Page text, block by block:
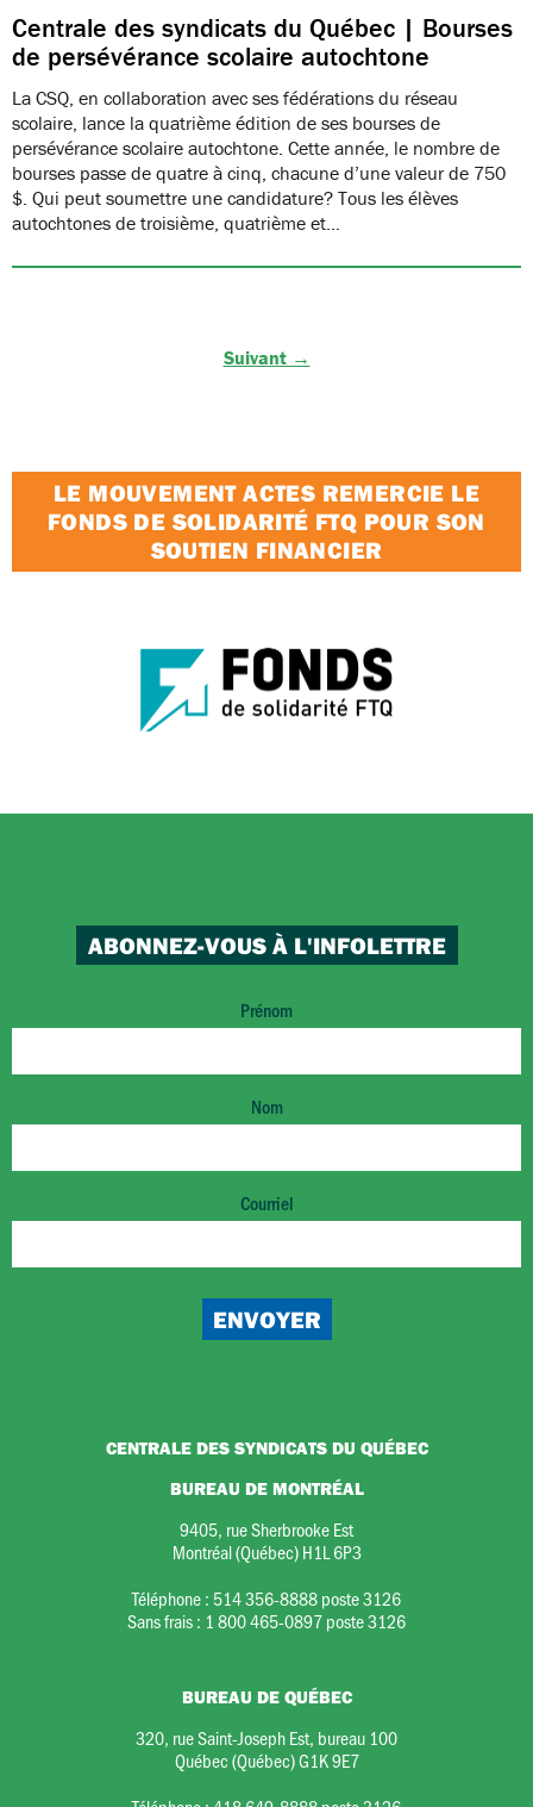
Centrale des syndicats du Québec | Bourses
de persévérance scolaire autochtone
La CSQ, en collaboration avec ses fédérations du réseau
scolaire, lance la quatrième édition de ses bourses de
persévérance scolaire autochtone. Cette année, le nombre de
bourses passe de quatre à cinq, chacune d’une valeur de 750
$. Qui peut soumettre une candidature? Tous les élèves
autochtones de troisième, quatrième et…
Suivant →
LE MOUVEMENT ACTES REMERCIE LE
FONDS DE SOLIDARITÉ FTQ POUR SON
SOUTIEN FINANCIER
ABONNEZ-VOUS À L'INFOLETTRE
Prénom
Nom
Courriel
CENTRALE DES SYNDICATS DU QUÉBEC
BUREAU DE MONTRÉAL
9405, rue Sherbrooke Est
Montréal (Québec) H1L 6P3
Téléphone : 514 356-8888 poste 3126
Sans frais : 1 800 465-0897 poste 3126
BUREAU DE QUÉBEC
320, rue Saint-Joseph Est, bureau 100
Québec (Québec) G1K 9E7